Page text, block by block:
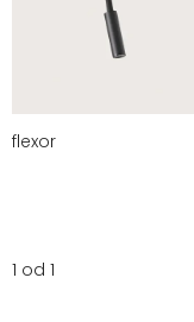
flexor
1 od 1